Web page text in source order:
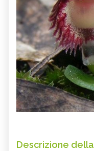
Descrizione